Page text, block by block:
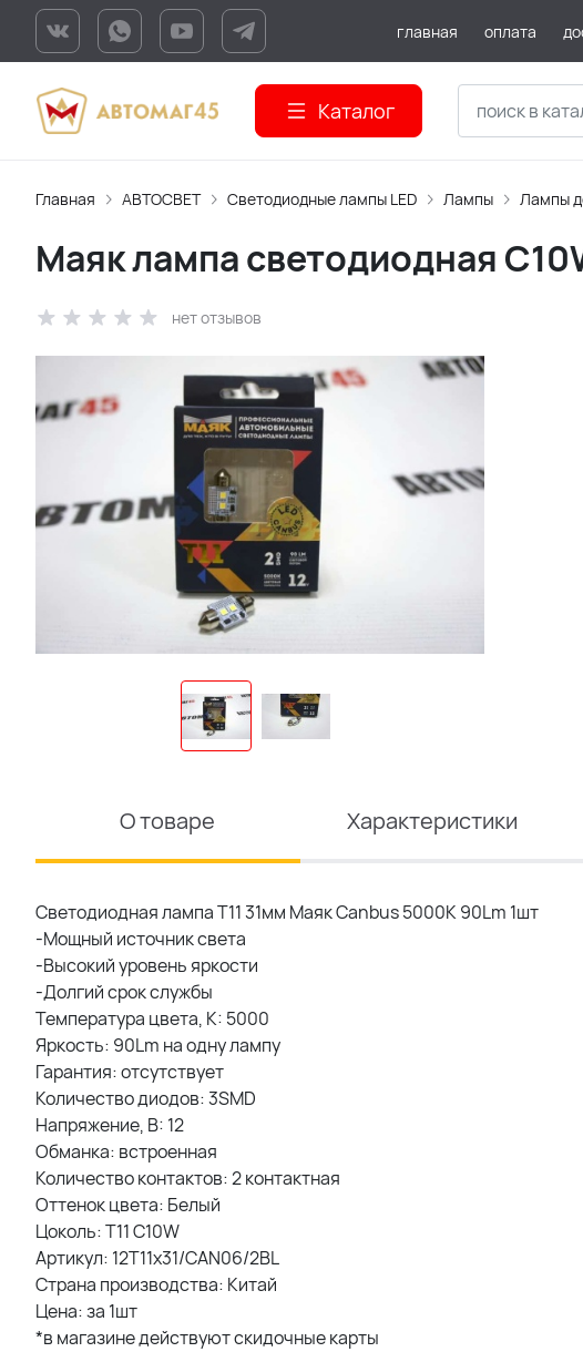
главная оплата
Каталог
Главная АВТОСВЕТ Светодиодные лампы LED Лампы Лампы
Маяк лампа светодиодная
нет отзывов
О товаре Характеристики
Светодиодная лампа T11 31мм Маяк Canbus 5000K 90Lm 1шт
-Мощный источник света
-Высокий уровень яркости
-Долгий срок службы
Температура цвета, K: 5000
Яркость: 90Lm на одну лампу
Гарантия: отсутствует
Количество диодов: 3SMD
Напряжение, В: 12
Обманка: встроенная
Количество контактов: 2 контактная
Оттенок цвета: Белый
Цоколь: T11 C10W
Артикул: 12T11x31/CAN06/2BL
Страна производства: Китай
Цена: за 1шт
*в магазине действуют скидочные карты